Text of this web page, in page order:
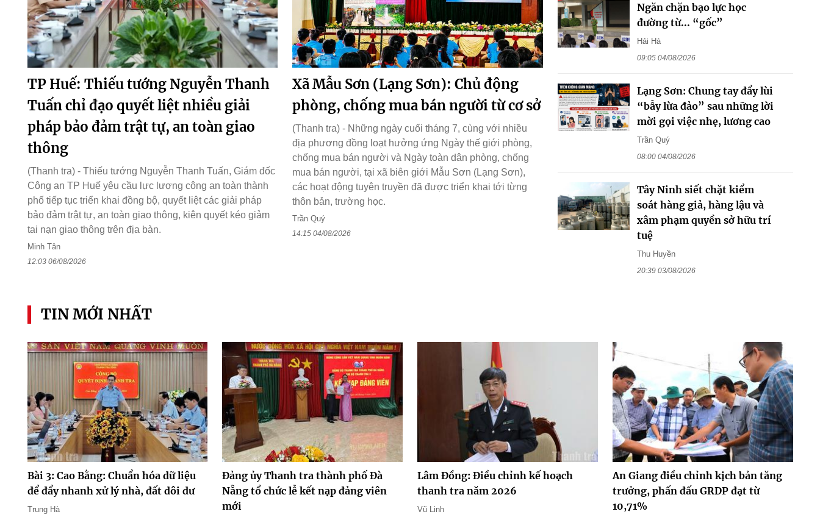
TP Huế: Thiếu tướng Nguyễn Thanh
Tuấn chỉ đạo quyết liệt nhiều giải
pháp bảo đảm trật tự, an toàn giao
thông
(Thanh tra) - Thiếu tướng Nguyễn Thanh Tuấn, Giám đốc
Công an TP Huế yêu cầu lực lượng công an toàn thành
phố tiếp tục triển khai đồng bộ, quyết liệt các giải pháp
bảo đảm trật tự, an toàn giao thông, kiên quyết kéo giảm
tai nạn giao thông trên địa bàn.
Minh Tân
12:03 06/08/2026
Xã Mẫu Sơn (Lạng Sơn): Chủ động
phòng, chống mua bán người từ cơ sở
(Thanh tra) - Những ngày cuối tháng 7, cùng với nhiều
địa phương đồng loạt hưởng ứng Ngày thế giới phòng,
chống mua bán người và Ngày toàn dân phòng, chống
mua bán người, tại xã biên giới Mẫu Sơn (Lạng Sơn),
các hoạt động tuyên truyền đã được triển khai tới từng
thôn bản, trường học.
Trần Quý
14:15 04/08/2026
Ngăn chặn bạo lực học
đường từ... “gốc”
Hải Hà
09:05 04/08/2026
Lạng Sơn: Chung tay đẩy lùi
“bẫy lừa đảo” sau những lời
mời gọi việc nhẹ, lương cao
Trần Quý
08:00 04/08/2026
Tây Ninh siết chặt kiểm
soát hàng giả, hàng lậu và
xâm phạm quyền sở hữu trí
tuệ
Thu Huyền
20:39 03/08/2026
TIN MỚI NHẤT
Bài 3: Cao Bằng: Chuẩn hóa dữ liệu
để đẩy nhanh xử lý nhà, đất dôi dư
Trung Hà
Đảng ủy Thanh tra thành phố Đà
Nẵng tổ chức lễ kết nạp đảng viên
mới
Lâm Đồng: Điều chỉnh kế hoạch
thanh tra năm 2026
Vũ Linh
An Giang điều chỉnh kịch bản tăng
trưởng, phấn đấu GRDP đạt từ
10,71%